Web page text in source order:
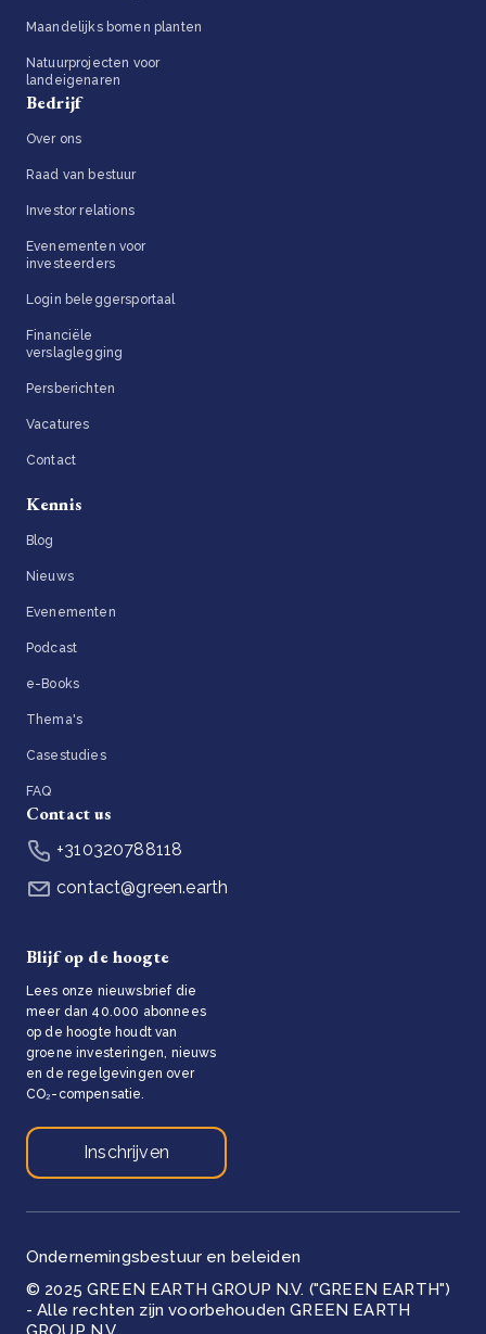
Maandelijks bomen planten
Natuurprojecten voor
landeigenaren
Bedrijf
Over ons
Raad van bestuur
Investor relations
Evenementen voor
investeerders
Login beleggersportaal
Financiële
verslaglegging
Persberichten
Vacatures
Contact
Kennis
Blog
Nieuws
Evenementen
Podcast
e-Books
Thema's
Casestudies
FAQ
Contact us
+310320788118
contact@green.earth
Blijf op de hoogte
Lees onze nieuwsbrief die
meer dan 40.000 abonnees
op de hoogte houdt van
groene investeringen, nieuws
en de regelgevingen over
CO₂-compensatie.
Inschrijven
© 2025 GREEN EARTH GROUP N.V. ("GREEN EARTH")
- Alle rechten zijn voorbehouden GREEN EARTH
Ondernemingsbestuur en beleiden